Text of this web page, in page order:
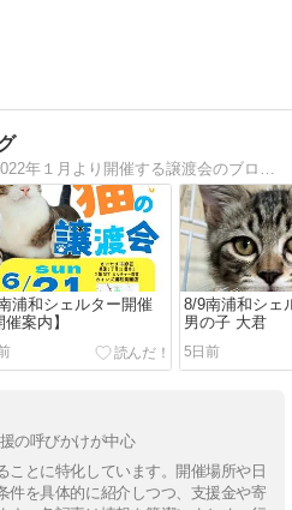
浦和シェルター開催
催案内】
8/9南浦和シェ
男の子 大君
5日前
の呼びかけが中心
ことに特化しています。開催場所や日
件を具体的に紹介しつつ、支援金や寄